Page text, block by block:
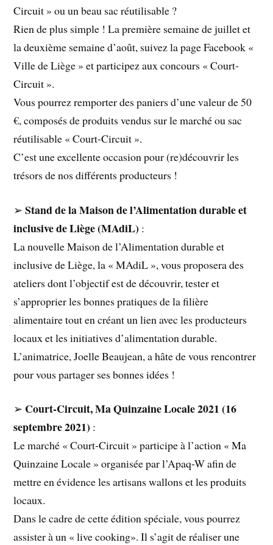
Circuit » ou un beau sac réutilisable ?
Rien de plus simple ! La première semaine de juillet et
la deuxième semaine d’août, suivez la page Facebook «
Ville de Liège » et participez aux concours « Court-
Circuit ».
Vous pourrez remporter des paniers d’une valeur de 50
€, composés de produits vendus sur le marché ou sac
réutilisable « Court-Circuit ».
C’est une excellente occasion pour (re)découvrir les
trésors de nos différents producteurs !
➢Stand de la Maison de l’Alimentation durable et
inclusive de Liège (MAdiL) :
La nouvelle Maison de l’Alimentation durable et
inclusive de Liège, la « MAdiL », vous proposera des
ateliers dont l’objectif est de découvrir, tester et
s’approprier les bonnes pratiques de la filière
alimentaire tout en créant un lien avec les producteurs
locaux et les initiatives d’alimentation durable.
L’animatrice, Joelle Beaujean, a hâte de vous rencontrer
pour vous partager ses bonnes idées !
➢ Court-Circuit, Ma Quinzaine Locale 2021 (16
septembre 2021) :
Le marché « Court-Circuit » participe à l’action « Ma
Quinzaine Locale » organisée par l’Apaq-W afin de
mettre en évidence les artisans wallons et les produits
locaux.
Dans le cadre de cette édition spéciale, vous pourrez
assister à un « live cooking». Il s’agit de réaliser une